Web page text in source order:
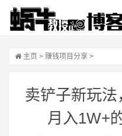
主页 > 赚钱项目分享 >
卖铲子新玩法
月入1W+